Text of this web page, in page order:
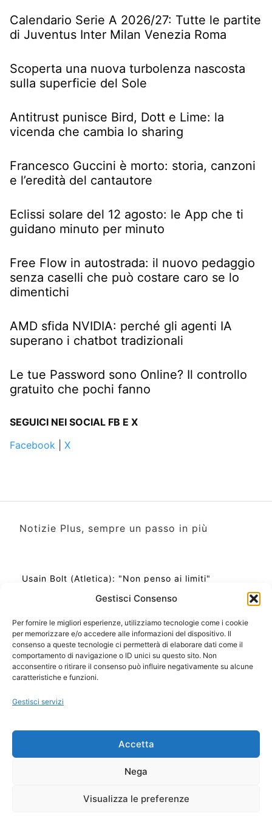
Gestisci Consenso
Per fornire le migliori esperienze, utilizziamo tecnologie come i cookie
per memorizzare e/o accedere alle informazioni del dispositivo. Il
consenso a queste tecnologie ci permetterà di elaborare dati come il
comportamento di navigazione o ID unici su questo sito. Non
acconsentire o ritirare il consenso può influire negativamente su alcune
caratteristiche e funzioni.
Gestisci servizi
Accetta
Nega
Visualizza le preferenze
Calendario Serie A 2026/27: Tutte le partite
di Juventus Inter Milan Venezia Roma
Scoperta una nuova turbolenza nascosta
sulla superficie del Sole
Antitrust punisce Bird, Dott e Lime: la
vicenda che cambia lo sharing
Francesco Guccini è morto: storia, canzoni
e l’eredità del cantautore
Eclissi solare del 12 agosto: le App che ti
guidano minuto per minuto
Free Flow in autostrada: il nuovo pedaggio
senza caselli che può costare caro se lo
dimentichi
AMD sfida NVIDIA: perché gli agenti IA
superano i chatbot tradizionali
Le tue Password sono Online? Il controllo
gratuito che pochi fanno
SEGUICI NEI SOCIAL FB E X
Facebook
X
Notizie Plus, sempre un passo in più
Usain Bolt (Atletica): "Non penso ai limiti"
Ora Esatta in Italia in questo momento
Ti Senti Strano Ultimamente? Potrebbe Essere per
la Risonanza di Schumann
Come Sapere Se Stai Ascendendo alla Quinta
Copyright 2026 NotiziePlus.com
Edizioni Web4Star
📰 Contenuto Umano Verificato
Privacy Coockie
Pubblicità